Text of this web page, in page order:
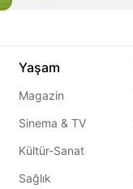
Yaşam
Magazin
Sinema & TV
Kültür-Sanat
Sağlık